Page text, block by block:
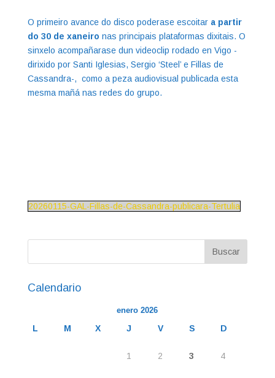
O primeiro avance do disco poderase escoitar a partir
do 30 de xaneiro nas principais plataformas dixitais. O
sinxelo acompañarase dun videoclip rodado en Vigo -
dirixido por Santi Iglesias, Sergio ‘Steel’ e Fillas de
Cassandra-, como a peza audiovisual publicada esta
mesma mañá nas redes do grupo.
20260115-GAL-Fillas-de-Cassandra-publicara-Tertulia
Calendario
enero 2026
L M X J V S D
1 2 3 4